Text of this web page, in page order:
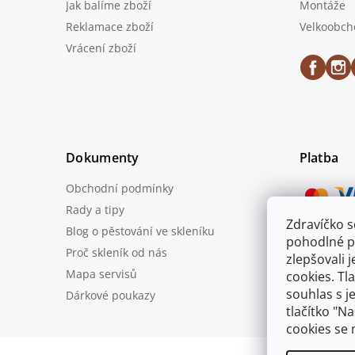
Zdravíčko
pohodlné
zlepšovali
cookies.
souhlas s
tlačítko
cookies se
Jak balíme zboží
Reklamace zboží
Vrácení zboží
Montáže
Dokumenty
Obchodní podmínky
Rady a tipy
Blog o pěstování ve skleníku
Proč skleník od nás
Mapa servisů
Dárkové poukazy
Platba